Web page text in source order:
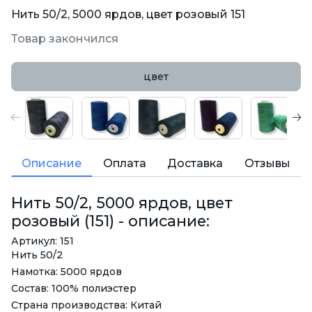
Нить 50/2, 5000 ярдов, цвет розовый 151
Товар закончился
цвет
Описание Оплата Доставка Отзывы
Нить 50/2, 5000 ярдов, цвет
розовый (151) - описание:
Артикул: 151
Нить 50/2
Намотка: 5000 ярдов
Состав: 100% полиэстер
Страна производства: Китай